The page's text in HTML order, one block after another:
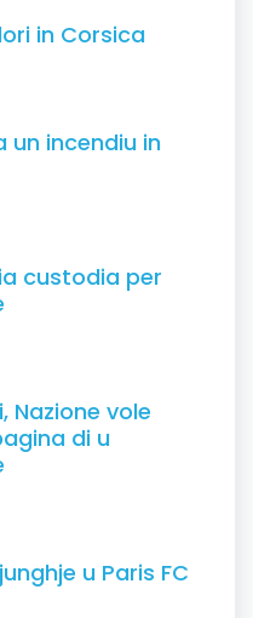
in Corsica
un incendiu in
custodia per
Nazione vole
di u
u Paris FC